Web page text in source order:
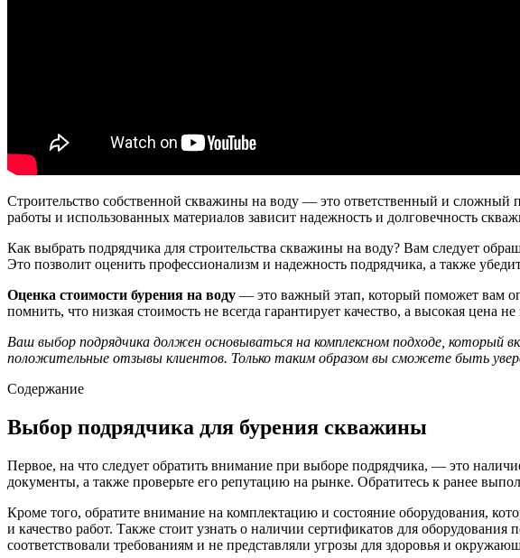
Строительство собственной скважины на воду — это ответственный и сложный
работы и использованных материалов зависит надежность и долговечность
Как выбрать подрядчика для строительства скважины на воду? Вам следует
Это позволит оценить профессионализм и надежность подрядчика, а также
Оценка стоимости бурения на воду — это важный этап, который поможет вам
помнить, что низкая стоимость не всегда гарантирует качество, а высокая цена не
Ваш выбор подрядчика должен основываться на комплексном подходе,
положительные отзывы клиентов. Только таким образом вы сможете быть
Содержание
Выбор подрядчика для бурения скважины
Первое, на что следует обратить внимание при выборе подрядчика, — это
документы, а также проверьте его репутацию на рынке. Обратитесь к ранее
Кроме того, обратите внимание на комплектацию и состояние оборудования,
и качество работ. Также стоит узнать о наличии сертификатов для
соответствовали требованиям и не представляли угрозы для здоровья и